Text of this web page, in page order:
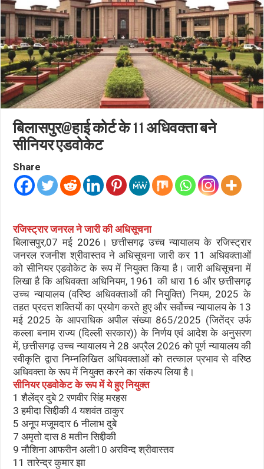
बिलासपुर@हाई कोर्ट के 11 अधिवक्ता बने
सीनियर एडवोकेट
Share
रजिस्ट्रार जनरल ने जारी की अधिसूचना
बिलासपुर,07 मई 2026। छत्तीसगढ़ उच्च न्यायालय के रजिस्ट्रार
जनरल रजनीश श्रीवास्तव ने अधिसूचना जारी कर 11 अधिवक्ताओं
को सीनियर एडवोकेट के रूप में नियुक्त किया है। जारी अधिसूचना में
लिखा है कि अधिवक्ता अधिनियम, 1961 की धारा 16 और छत्तीसगढ़
उच्च न्यायालय (वरिष्ठ अधिवक्ताओं की नियुक्ति) नियम, 2025 के
तहत प्रदत्त शक्तियों का प्रयोग करते हुए और सर्वोच्च न्यायालय के 13
मई 2025 के आपराधिक अपील संख्या 865/2025 (जितेंद्र उर्फ
कल्ला बनाम राज्य (दिल्ली सरकार)) के निर्णय एवं आदेश के अनुसरण
में, छत्तीसगढ़ उच्च न्यायालय ने 28 अप्रैल 2026 को पूर्ण न्यायालय की
स्वीकृति द्वारा निम्नलिखित अधिवक्ताओं को तत्काल प्रभाव से वरिष्ठ
अधिवक्ता के रूप में नियुक्त करने का संकल्प लिया है।
सीनियर एडवोकेट के रूप में ये हुए नियुक्त
1 शैलेंद्र दुबे 2 रणवीर सिंह मरहस
3 हमीदा सिद्दीकी 4 यशवंत ठाकुर
5 अनूप मजूमदार 6 नीलाभ दुबे
7 अमृतो दास 8 मतीन सिद्दीकी
9 नौशिना आफरीन अली10 अरविन्द श्रीवास्तव
11 तारेन्द्र कुमार झा